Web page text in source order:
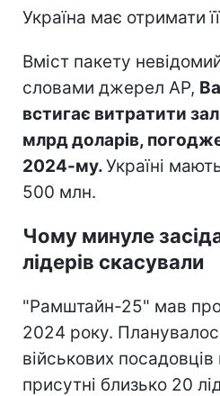
Україна має отримати
Вміст пакету
словами джерел AP,
встигає витратити
млрд доларів,
2024-му.Україні
500 млн.
Чому минуле
лідерів скасували
"Рамштайн-25" мав
2024 року.
військових посадовців
присутні близько 20